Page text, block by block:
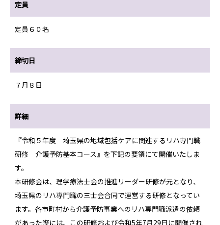
定員
定員６０名
締切日
７月８日
詳細
『令和５年度 埼玉県の地域包括ケアに関連するリハ専門職
研修 介護予防基本コース』を下記の要領にて開催いたしま
す。
本研修会は、理学療法士会の推進リーダー研修が元となり、
埼玉県のリハ専門職の三士会合同で運営する研修となってい
ます。各市町村から介護予防事業へのリハ専門職派遣の依頼
があった際には、この研修および令和5年7月29日に開催され